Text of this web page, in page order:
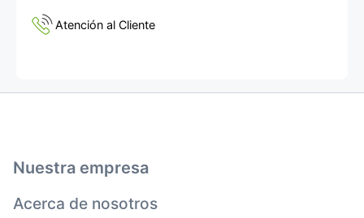
Atención al Cliente
Nuestra empresa
Acerca de nosotros